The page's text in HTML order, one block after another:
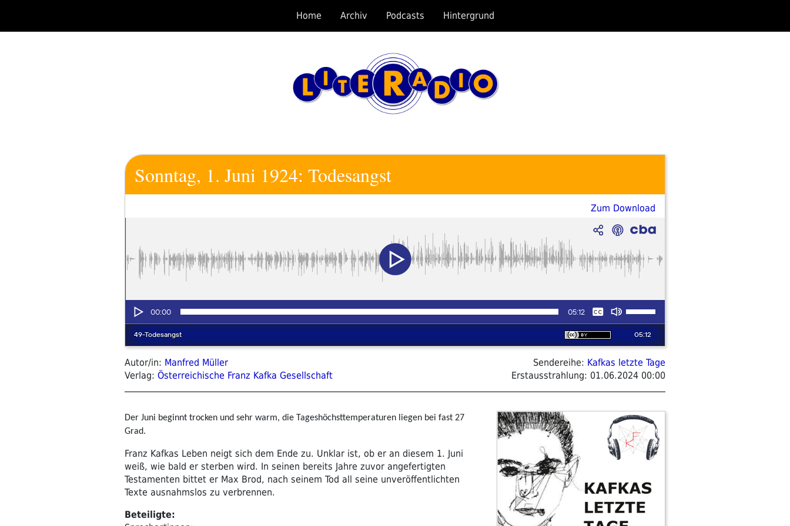
springen
Home Archiv Podcasts Hintergrund
Sonntag, 1. Juni 1924: Todesangst
Zum Download
Autor/in: Manfred Müller
Verlag: Österreichische Franz Kafka Gesellschaft
Sendereihe: Kafkas letzte Tage
Erstausstrahlung: 01.06.2024 00:00
Der Juni beginnt trocken und sehr warm, die Tageshöchsttemperaturen liegen bei fast 27
Grad.
Franz Kafkas Leben neigt sich dem Ende zu. Unklar ist, ob er an diesem 1. Juni
weiß, wie bald er sterben wird. In seinen bereits Jahre zuvor angefertigten
Testamenten bittet er Max Brod, nach seinem Tod all seine unveröffentlichten
Texte ausnahmslos zu verbrennen.
Beteiligte: